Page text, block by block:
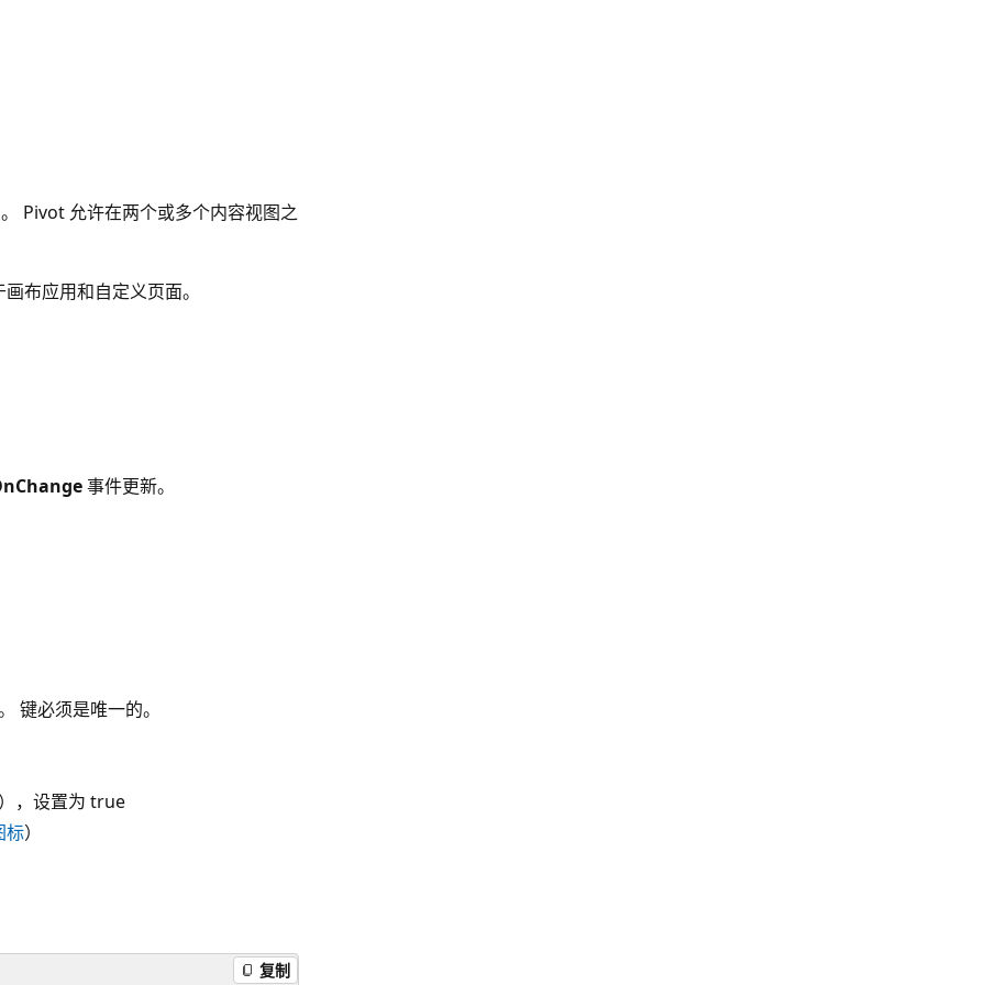
Pivot 允许在两个或多个内容视图之
布应用和自定义页面。
事件更新。
键必须是唯一的。
，设置为 true
标）
复制